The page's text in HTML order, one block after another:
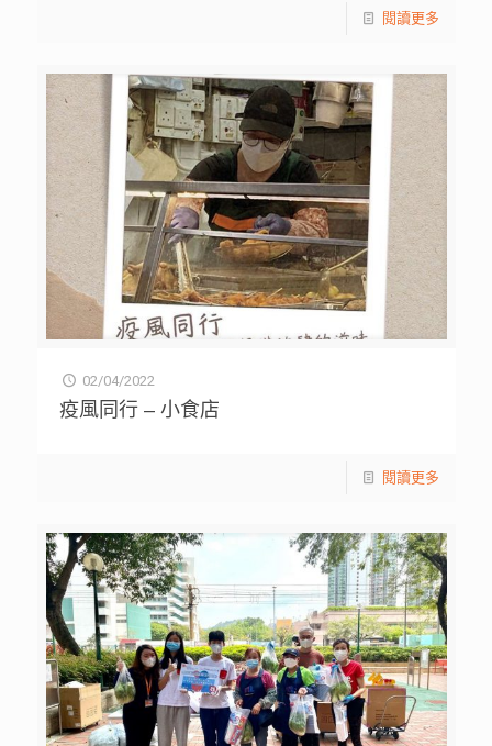
閱讀更多
02/04/2022
疫風同行 – 小食店
閱讀更多